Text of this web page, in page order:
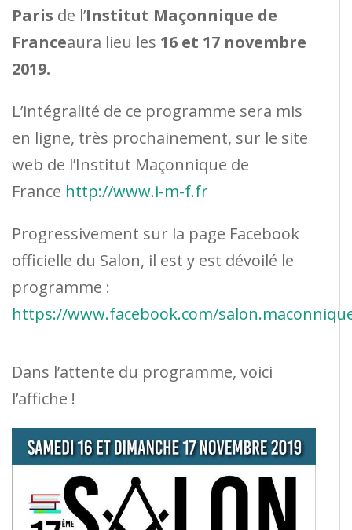
Paris de l’Institut Maçonnique de
Franceaura lieu les 16 et 17 novembre
2019.
L’intégralité de ce programme sera mis
en ligne, très prochainement, sur le site
web de l’Institut Maçonnique de
France http://www.i-m-f.fr
Progressivement sur la page Facebook
officielle du Salon, il est y est dévoilé le
programme :
https://www.facebook.com/
Dans l’attente du programme, voici
l’affiche !